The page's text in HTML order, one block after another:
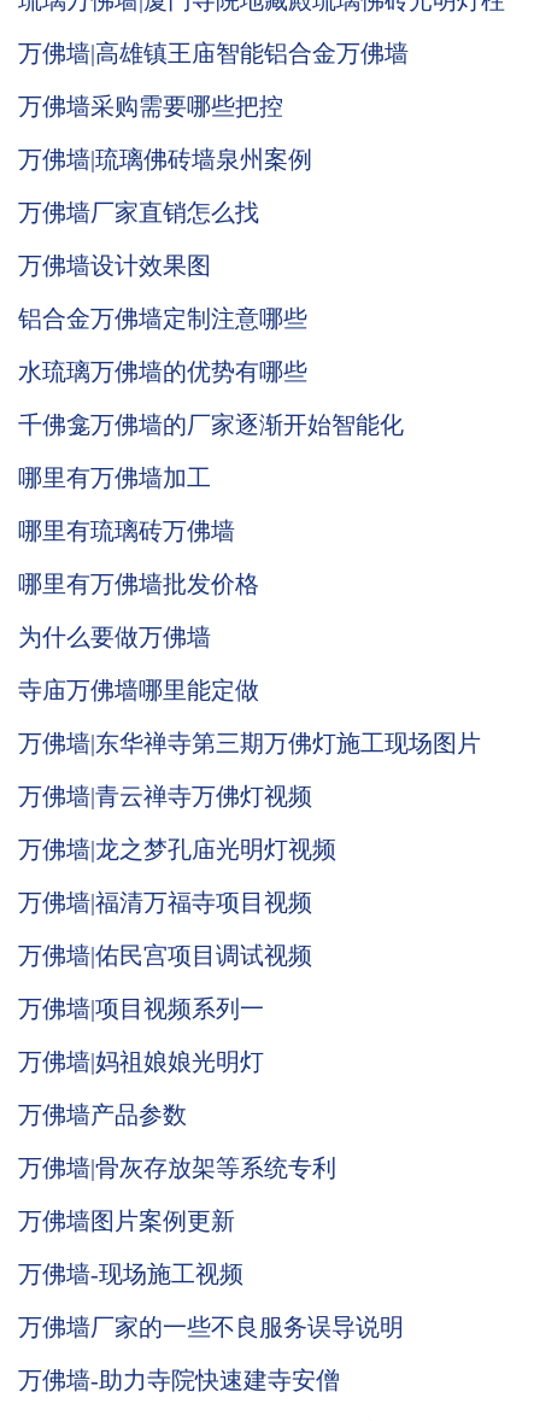
万佛墙|高雄镇王庙智能铝合金万佛墙
万佛墙采购需要哪些把控
万佛墙|琉璃佛砖墙泉州案例
万佛墙厂家直销怎么找
万佛墙设计效果图
铝合金万佛墙定制注意哪些
水琉璃万佛墙的优势有哪些
千佛龛万佛墙的厂家逐渐开始智能化
哪里有万佛墙加工
哪里有琉璃砖万佛墙
哪里有万佛墙批发价格
为什么要做万佛墙
寺庙万佛墙哪里能定做
万佛墙|东华禅寺第三期万佛灯施工现场图片
万佛墙|青云禅寺万佛灯视频
万佛墙|龙之梦孔庙光明灯视频
万佛墙|福清万福寺项目视频
万佛墙|佑民宫项目调试视频
万佛墙|项目视频系列一
万佛墙|妈祖娘娘光明灯
万佛墙产品参数
万佛墙|骨灰存放架等系统专利
万佛墙图片案例更新
万佛墙-现场施工视频
万佛墙厂家的一些不良服务误导说明
万佛墙-助力寺院快速建寺安僧